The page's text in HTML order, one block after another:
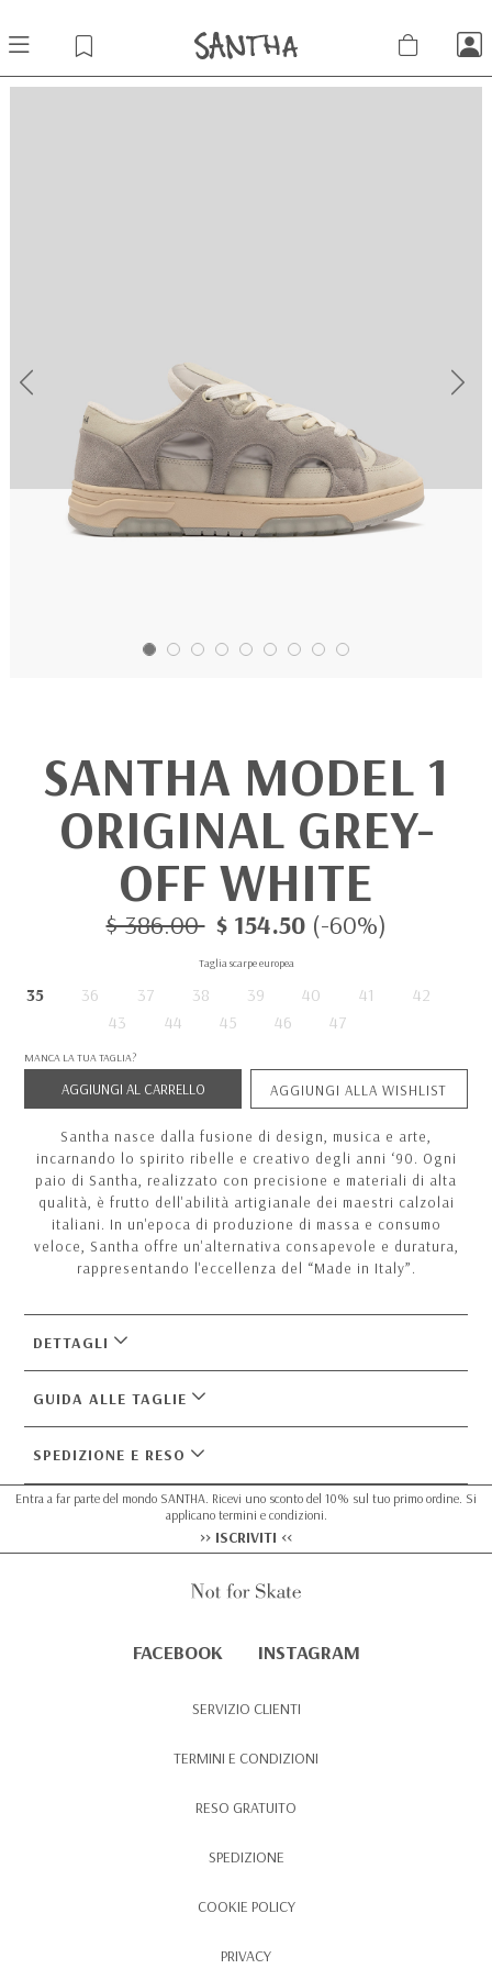
Previous Next
SANTHA MODEL 1
ORIGINAL GREY-
OFF WHITE
$ 386.00 $ 154.50 (-60%)
35 36 37 38 39 40 41
42
43
44 45 46 47
Taglia scarpe europea
MANCA LA TUA TAGLIA?
AGGIUNGI AL CARRELLO AGGIUNGI ALLA WISHLIST
Santha nasce dalla fusione di design, musica e arte,
incarnando lo spirito ribelle e creativo degli anni ‘90. Ogni
paio di Santha, realizzato con precisione e materiali di alta
qualità, è frutto dell'abilità artigianale dei maestri calzolai
italiani. In un'epoca di produzione di massa e consumo
veloce, Santha offre un'alternativa consapevole e duratura,
rappresentando l'eccellenza del “Made in Italy”.
DETTAGLI
GUIDA ALLE TAGLIE
SPEDIZIONE E RESO
Entra a far parte del mondo SANTHA. Ricevi uno sconto del 10% sul tuo primo ordine. Si
applicano termini e condizioni.
>> ISCRIVITI <<
FACEBOOK INSTAGRAM
SERVIZIO CLIENTI
TERMINI E CONDIZIONI
RESO GRATUITO
SPEDIZIONE
COOKIE POLICY
PRIVACY